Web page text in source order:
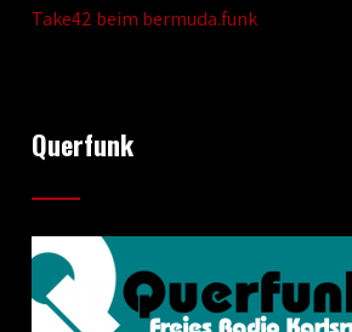
Take42 beim bermuda.funk
Querfunk